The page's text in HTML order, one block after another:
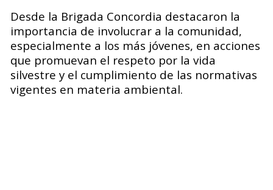
Desde la Brigada Concordia destacaron la
importancia de involucrar a la comunidad,
especialmente a los más jóvenes, en acciones
que promuevan el respeto por la vida
silvestre y el cumplimiento de las normativas
vigentes en materia ambiental.